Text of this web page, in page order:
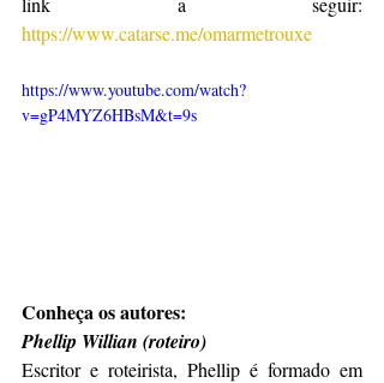
https://www.catarse.me/omarmetrouxe
https://www.youtube.com/watch?
v=gP4MYZ6HBsM&t=9s
Conheça os autores:
Phellip Willian (roteiro)
Escritor e roteirista, Phellip é formado em